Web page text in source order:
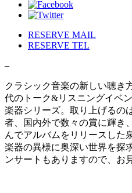
RESERVE MAIL
RESERVE TEL
–
クラシック音楽の新しい聴き
代のトーク&リスニングイベ
楽器シリーズ。取り上げるの
者、国内外で数々の賞に輝き
んでアルバムをリリースした
楽器の異様に奥深い世界を探
ンサートもありますので、お